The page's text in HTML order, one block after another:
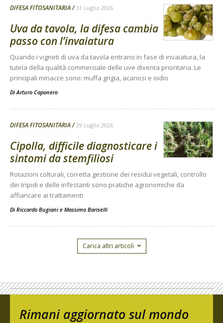
DIFESA FITOSANITARIA 31 Luglio 2026
Uva da tavola, la difesa cambia
passo con l’invaiatura
Quando i vigneti di uva da tavola entrano in fase di invaiatura, la
tutela della qualità commerciale delle uve diventa prioritaria. Le
principali minacce sono: muffa grigia, acariosi e oidio
Di Arturo Caponero
DIFESA FITOSANITARIA 29 Luglio 2026
Cipolla, difficile diagnosticare i
sintomi da stemfiliosi
Rotazioni colturali, corretta gestione dei residui vegetali, controllo
dei tripidi e delle infestanti sono pratiche agronomiche da
affiancare ai trattamenti
Di Riccardo Bugiani e Massimo Bariselli
Carica altri articoli
Rimani aggiornato sul mondo